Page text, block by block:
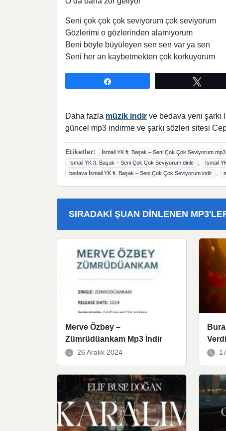
Seni çok çok çok seviyorum çok seviyorum
Gözlerimi o gözlerinden alamıyorum
Beni böyle büyüleyen sen sen var ya sen
Seni her an kaybetmekten çok korkuyorum
Daha fazla müzik indir ve bedava yeni şarkı
güncel mp3 indirme ve şarkı sözleri sitesi
Etiketler: İsmail YK ft. Başak – Seni Çok Çok Seviyorum
İsmail YK ft. Başak – Seni Çok Çok Seviyorum dinle , İsmail
bedava İsmail YK ft. Başak – Seni Çok Çok Seviyorum indir ,
SIRADAKI ŞUAN DINLENEN
Merve Özbey –
Zümrüdüankam Mp3 İndir
26 Aralık 2024